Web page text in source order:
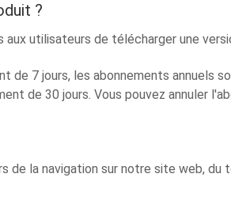
?
utilisateurs de télécharger une
de 7 jours, les abonnements annuels
de 30 jours. Vous pouvez annuler
la navigation sur notre site web, du